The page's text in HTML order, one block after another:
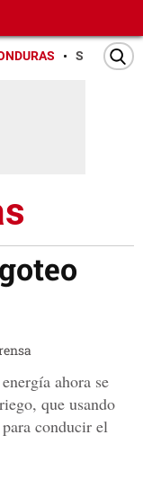
SAN PEDRO
ahora se
que usando
conducir el